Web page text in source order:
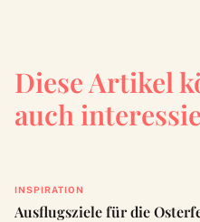
Diese Artikel
auch
INSPIRATION
Ausflugsziele für die